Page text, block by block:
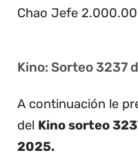
Chao Jefe
Kino: Sorteo 3237
A continuación le
del Kino sorteo
2025.